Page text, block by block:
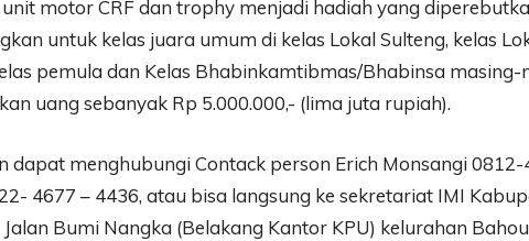
motor CRF dan trophy menjadi hadiah yang
untuk kelas juara umum di kelas Lokal Sulteng, kelas
pemula dan Kelas Bhabinkamtibmas/Bhabinsa masing-
uang sebanyak Rp 5.000.000,- (lima juta rupiah).
dapat menghubungi Contack person Erich Monsangi
4677 – 4436, atau bisa langsung ke sekretariat IMI
Bumi Nangka (Belakang Kantor KPU) kelurahan